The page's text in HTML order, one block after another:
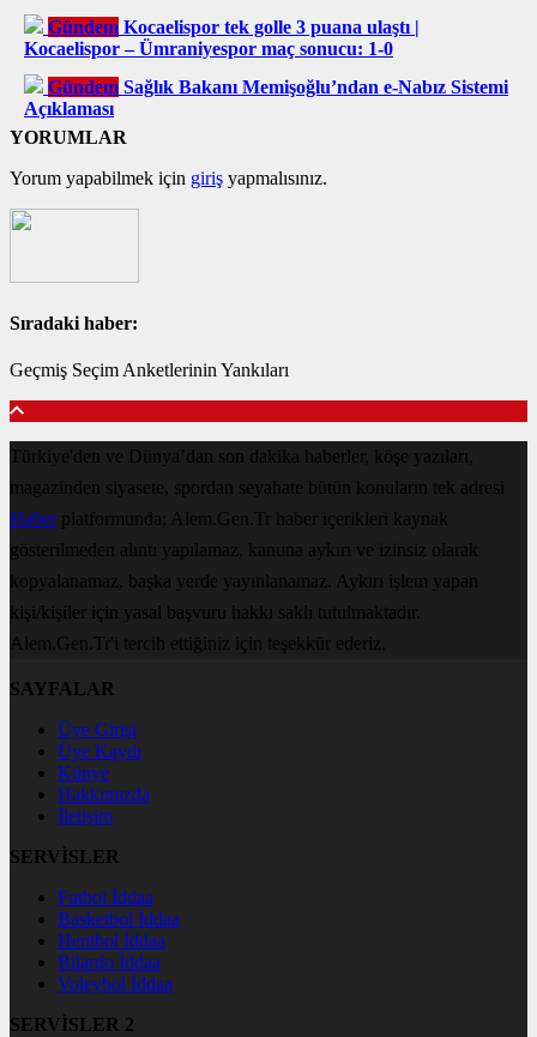
Gündem Kocaelispor tek golle 3 puana ulaştı |
Kocaelispor – Ümraniyespor maç sonucu: 1-0
Gündem Sağlık Bakanı Memişoğlu’ndan e-Nabız Sistemi
Açıklaması
YORUMLAR
Yorum yapabilmek için giriş yapmalısınız.
Sıradaki haber:
Geçmiş Seçim Anketlerinin Yankıları
Türkiye'den ve Dünya’dan son dakika haberler, köşe yazıları,
magazinden siyasete, spordan seyahate bütün konuların tek adresi
Haberplatformunda; Alem.Gen.Tr haber içerikleri kaynak
gösterilmeden alıntı yapılamaz, kanuna aykırı ve izinsiz olarak
kopyalanamaz, başka yerde yayınlanamaz. Aykırı işlem yapan
kişi/kişiler için yasal başvuru hakkı saklı tutulmaktadır.
Alem.Gen.Tr'i tercih ettiğiniz için teşekkür ederiz.
SAYFALAR
Üye Girişi
Üye Kaydı
Künye
Hakkımızda
İletişim
SERVİSLER
Futbol İddaa
Basketbol İddaa
Hentbol İddaa
Bilardo İddaa
Voleybol İddaa
SERVİSLER 2